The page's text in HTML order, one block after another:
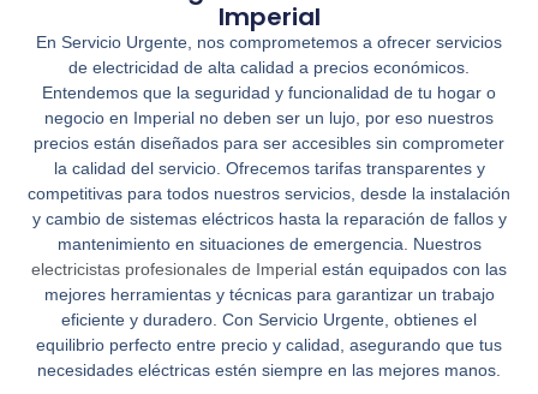
Imperial
En Servicio Urgente , nos comprometemos a ofrecer servicios
de electricidad de alta calidad a precios económicos.
Entendemos que la seguridad y funcionalidad de tu hogar o
negocio en Imperial no deben ser un lujo, por eso nuestros
precios están diseñados para ser accesibles sin comprometer
la calidad del servicio. Ofrecemos tarifas transparentes y
competitivas para todos nuestros servicios, desde la instalación
y cambio de sistemas eléctricos hasta la reparación de fallos y
mantenimiento en situaciones de emergencia. Nuestros
electricistas profesionales de Imperial están equipados con las
mejores herramientas y técnicas para garantizar un trabajo
eficiente y duradero. Con Servicio Urgente , obtienes el
equilibrio perfecto entre precio y calidad, asegurando que tus
necesidades eléctricas estén siempre en las mejores manos.